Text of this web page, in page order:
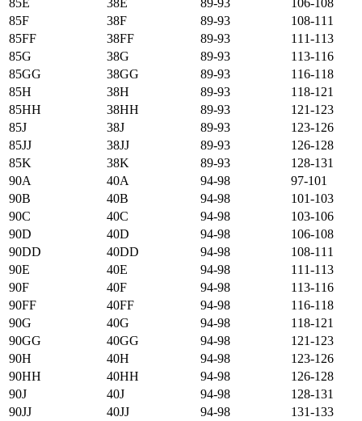
85F
38F 89-93
108-111
85FF
38FF 89-93
111-113
85G
38G 89-93
113-116
85GG
38GG 89-93
116-118
85H
38H 89-93
118-121
85HH
38HH 89-93
121-123
85J
38J 89-93
123-126
85JJ
38JJ 89-93
126-128
85K
38K 89-93
128-131
90А
40А 94-98
97-101
90B
40B 94-98
101-103
90C
40C 94-98
103-106
90D
40D 94-98
106-108
90DD
40DD 94-98
108-111
90E
40E 94-98
111-113
90F
40F 94-98
113-116
90FF
40FF 94-98
116-118
90G
40G 94-98
118-121
90GG
40GG 94-98
121-123
90H
40H 94-98
123-126
90HH
40HH 94-98
126-128
90J
40J 94-98
128-131
90JJ
40JJ 94-98
131-133